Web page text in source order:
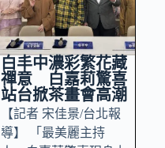
白丰中濃彩繁花藏
禪意 白嘉莉驚喜
站台掀茶畫會高潮
【記者 宋佳景/台北報
導】 「最美麗主持